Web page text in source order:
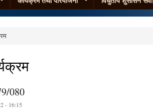
080
- 16:15